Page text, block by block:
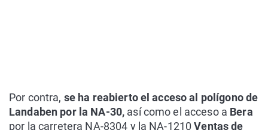
Por contra, se ha reabierto el acceso al polígono de
Landaben por la NA-30, así como el acceso a Bera
por la carretera NA-8304 y la NA-1210Ventas de